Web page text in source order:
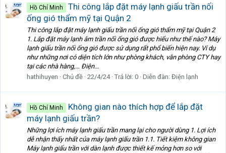
Hồ Chí Minh
Thi công lắp đặt máy lạnh giấu trần nối
ống gió thẩm mỹ tại Quận 2
Thi công lắp đặt máy lạnh giấu trần nối ống gió thẩm mỹ tại Quận 2
1. Lắp đặt máy lạnh âm trần nối ống gió được hiểu như thế nào? Máy
lạnh giấu trần nối ống gió được sử dụng rất phổ biến hiện nay. Ví dụ
như những nơi có diện tích lớn như phòng khách, văn phòng CTY hay
tại các nhà hàng,… Điện...
hathihuyen
Chủ đề 22/4/24 Trả lời: 0 Diễn đàn: Điện lạnh
Hồ Chí Minh
Không gian nào thích hợp để lắp đặt
máy lạnh giấu trần?
Những lợi ích máy lạnh giấu trần mang lại cho người dùng 1. Lợi ích
dễ nhận thấy nhất của máy lạnh giấu trần 1.1. Tiết kiệm không gian
Máy lạnh giấu trần với dàn lạnh được thiết kế mỏng hơn so với